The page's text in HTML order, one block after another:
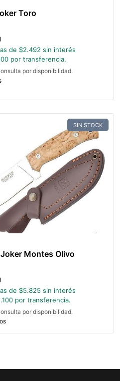
Toro
de $2.492 sin interés
por transferencia.
por disponibilidad.
SIN STOCK
Montes Olivo
de $5.825 sin interés
por transferencia.
por disponibilidad.